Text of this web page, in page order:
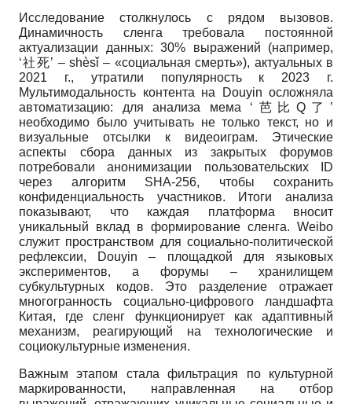
Исследование столкнулось с рядом вызовов.
Динамичность сленга требовала постоянной
актуализации данных: 30% выражений (например,
‘社死’ – shèsǐ – «социальная смерть»), актуальных в
2021 г., утратили популярность к 2023 г.
Мультимодальность контента на Douyin осложняла
автоматизацию: для анализа мема ‘芭比Q了’
необходимо было учитывать не только текст, но и
визуальные отсылки к видеоиграм. Этические
аспекты сбора данных из закрытых форумов
потребовали анонимизации пользовательских ID
через алгоритм SHA-256, чтобы сохранить
конфиденциальность участников. Итоги анализа
показывают, что каждая платформа вносит
уникальный вклад в формирование сленга. Weibo
служит пространством для социально-политической
рефлексии, Douyin – площадкой для языковых
экспериментов, а форумы – хранилищем
субкультурных кодов. Это разделение отражает
многогранность социально-цифрового ландшафта
Китая, где сленг функционирует как адаптивный
механизм, реагирующий на технологические и
социокультурные изменения.
Важным этапом стала фильтрация по культурной
маркированности, направленная на отбор